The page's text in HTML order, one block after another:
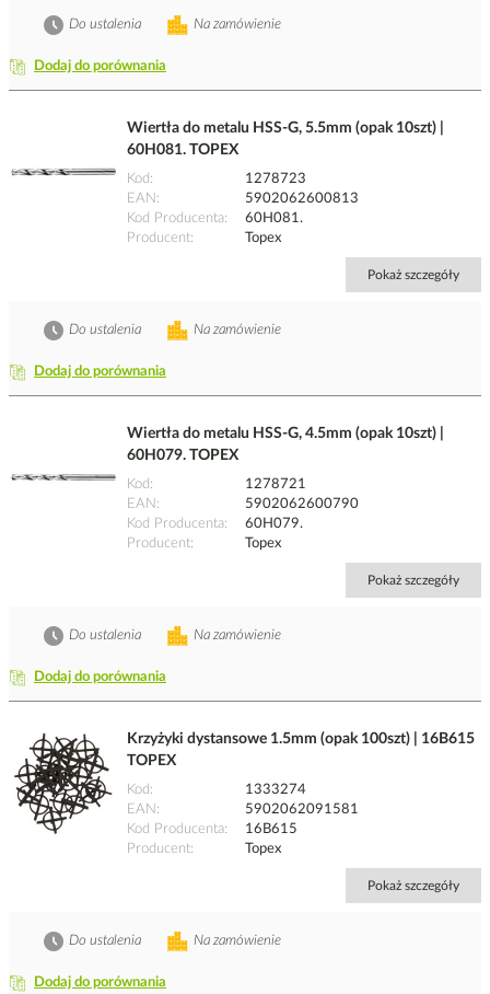
Dodaj do porównania
Na zamówienie
Do ustalenia
Wiertła do metalu HSS-G, 5.5mm (opak 10szt) |
60H081. TOPEX
Kod
1278723
EAN
5902062600813
Kod Producenta
60H081.
Producent
Topex
Pokaż szczegóły
Dodaj do porównania
Na zamówienie
Do ustalenia
Wiertła do metalu HSS-G, 4.5mm (opak 10szt) |
60H079. TOPEX
Kod
1278721
EAN
5902062600790
Kod Producenta
60H079.
Producent
Topex
Pokaż szczegóły
Dodaj do porównania
Na zamówienie
Do ustalenia
Krzyżyki dystansowe 1.5mm (opak 100szt) | 16B615
TOPEX
Kod
1333274
EAN
5902062091581
Kod Producenta
16B615
Producent
Topex
Pokaż szczegóły
Dodaj do porównania
Na zamówienie
Do ustalenia